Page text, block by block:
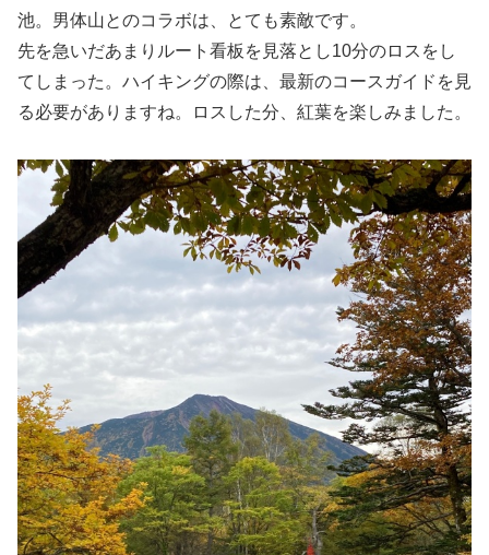
池。男体山とのコラボは、とても素敵です。
先を急いだあまりルート看板を見落とし10分のロスをし
てしまった。ハイキングの際は、最新のコースガイドを見
る必要がありますね。ロスした分、紅葉を楽しみました。